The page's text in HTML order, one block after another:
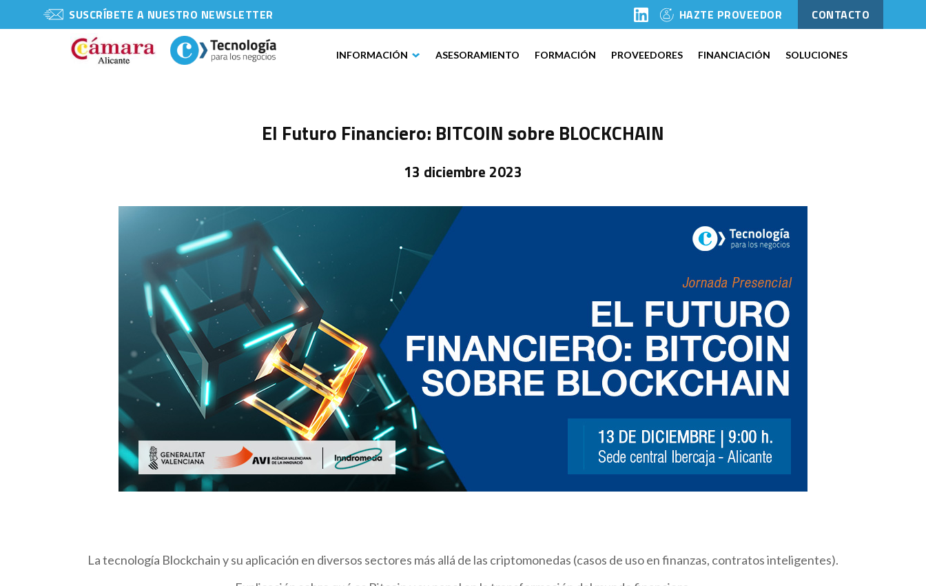
SUSCRÍBETE A NUESTRO NEWSLETTER HAZTE PROVEEDOR CONTACTO
INFORMACIÓN ASESORAMIENTO FORMACIÓN PROVEEDORES FINANCIACIÓN SOLUCIONES
El Futuro Financiero: BITCOIN sobre BLOCKCHAIN
13 diciembre 2023
La tecnología Blockchain y su aplicación en diversos sectores más allá de las criptomonedas (casos de uso en finanzas, contratos inteligentes).